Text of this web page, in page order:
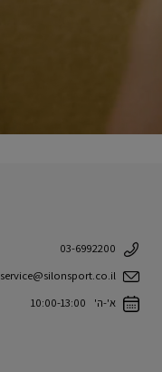
03-6992200
service@silonsport.co.il
א'-ה' 10:00-13:00